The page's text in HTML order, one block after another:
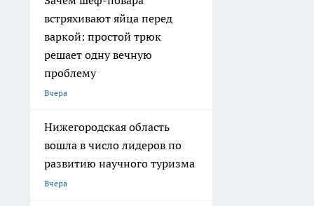
встряхивают яйца перед
варкой: простой трюк
решает одну вечную
проблему
Вчера
Нижегородская область
вошла в число лидеров по
развитию научного туризма
Вчера